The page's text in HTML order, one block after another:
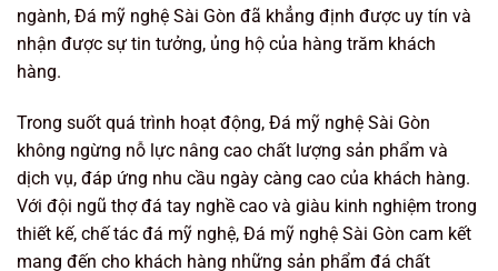
ngành, Đá mỹ nghệ Sài Gòn đã khẳng định được uy tín và
nhận được sự tin tưởng, ủng hộ của hàng trăm khách
hàng.
Trong suốt quá trình hoạt động, Đá mỹ nghệ Sài Gòn
không ngừng nỗ lực nâng cao chất lượng sản phẩm và
dịch vụ, đáp ứng nhu cầu ngày càng cao của khách hàng.
Với đội ngũ thợ đá tay nghề cao và giàu kinh nghiệm trong
thiết kế, chế tác đá mỹ nghệ, Đá mỹ nghệ Sài Gòn cam kết
mang đến cho khách hàng những sản phẩm đá chất